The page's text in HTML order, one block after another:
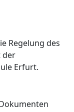
Regelung des
der
Erfurt.